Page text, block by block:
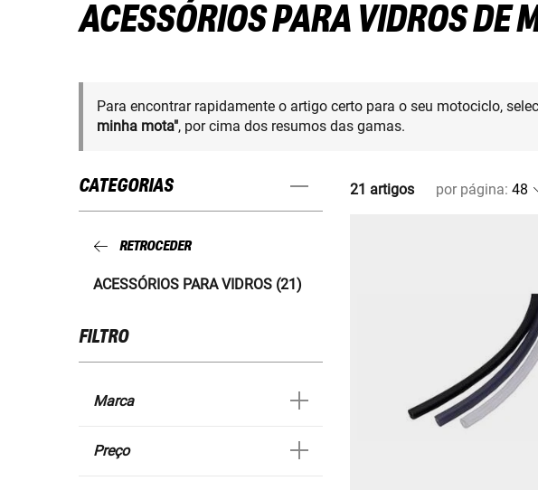
ACESSÓRIOS PARA VIDROS DE
Para encontrar rapidamente o artigo certo para o seu motociclo,
minha mota", por cima dos resumos das gamas.
CATEGORIAS
RETROCEDER
ACESSÓRIOS PARA VIDROS (21)
FILTRO
Marca
Preço
21 artigos por página: